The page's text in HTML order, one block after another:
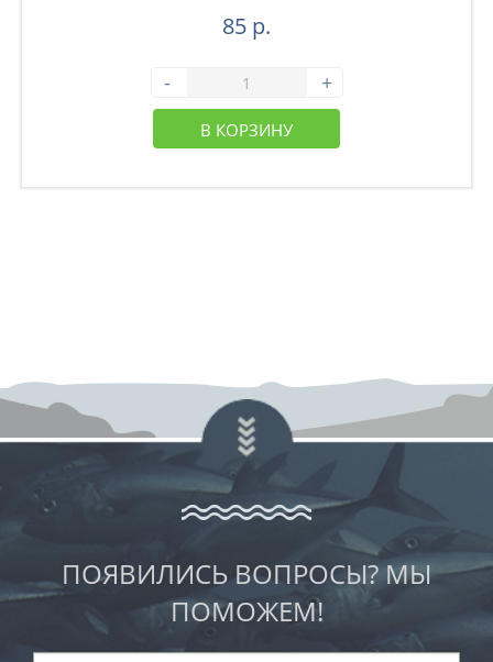
85 р.
- +
В КОРЗИНУ
ПОЯВИЛИСЬ ВОПРОСЫ? МЫ
ПОМОЖЕМ!